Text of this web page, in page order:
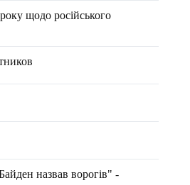
щодо російського
назвав ворогів" -